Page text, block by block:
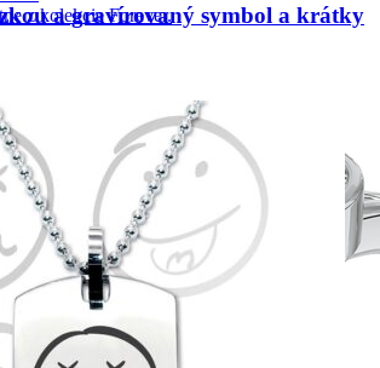
z kolekcie Forever.
a gravírovaný symbol a krátky